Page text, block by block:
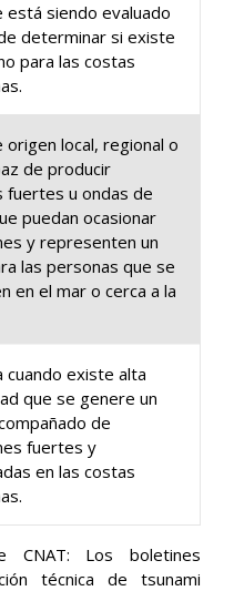
está siendo evaluado
determinar si existe
para las costas
origen local, regional o
de producir
fuertes u ondas de
puedan ocasionar
y representen un
las personas que se
en el mar o cerca a la
cuando existe alta
que se genere un
de
fuertes y
en las costas
CNAT: Los boletines
técnica de tsunami